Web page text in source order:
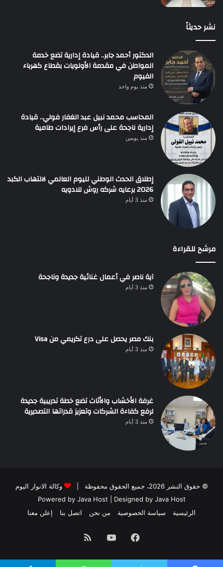
نشر حديثاً
الدكتور أحمد جابر.. قيادة إدارية تضع خدمة
المواطن في مقدمة الأولويات بقطاع كهرباء
الفيوم
منذ يوم واحد
المحاسب محمد نبيل عبد الغفار فولي.. قيادة
إدارية ناجحة على رأس فرع إيرادات طامية
منذ يومين
إطلاق الحدث الوطني لليوم العالمي لالتهاب الكبد
2026 برعايه شركه روش للادويه
منذ 3 أيام
مرشح للقراءة
آية ناصر في أعمال غنائية جديدة وناجحة
منذ 3 أيام
بنك مصر يحصل على درع تكريمي من Visa
منذ 3 أيام
غرفة الأخشاب والأثاث تضع خطة تدريبية جديدة
لرفع كفاءة الشركات وتعزيز قدراتها التصديرية
منذ 3 أيام
© حقوق النشر 2026، جميع الحقوق محفوظة |
وكالة الانوار اليوم
Powered by Java Host | Designed by Java Host
الرئيسية
سياسة الخصوصية من نحن اتصل بنا إعلن معنا
فيسبوكيوتيوبملخص
الموقع